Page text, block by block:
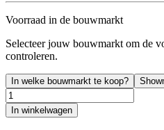
Voorraad in de bouwmarkt
Selecteer jouw bouwmarkt om de
controleren.
In welke bouwmarkt te koop?
In winkelwagen